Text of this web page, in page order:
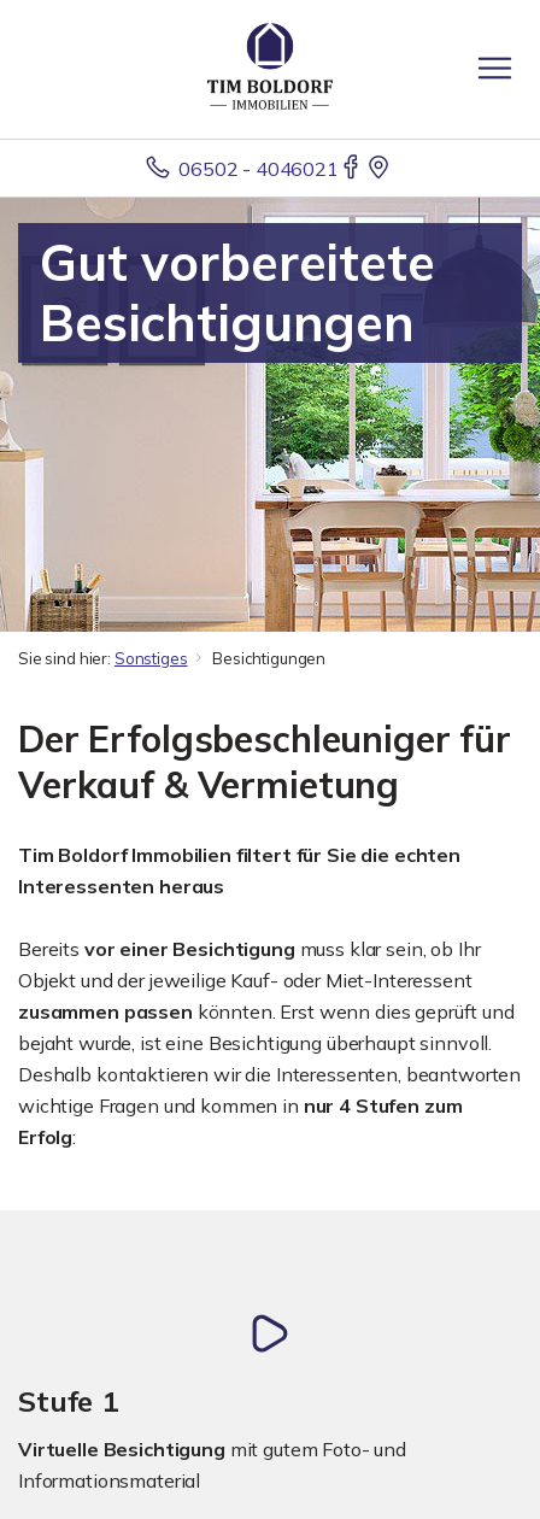
06502 - 4046021
Gut vorbereitete
Besichtigungen
Sie sind hier: Sonstiges Besichtigungen
Der Erfolgsbeschleuniger für
Verkauf & Vermietung
Tim Boldorf Immobilien filtert für Sie die echten
Interessenten heraus
Bereits vor einer Besichtigung muss klar sein, ob Ihr
Objekt und der jeweilige Kauf- oder Miet-Interessent
zusammen passen könnten. Erst wenn dies geprüft und
bejaht wurde, ist eine Besichtigung überhaupt sinnvoll.
Deshalb kontaktieren wir die Interessenten, beantworten
wichtige Fragen und kommen in nur 4 Stufen zum
Erfolg:
Stufe 1
Virtuelle Besichtigung mit gutem Foto- und
Informationsmaterial